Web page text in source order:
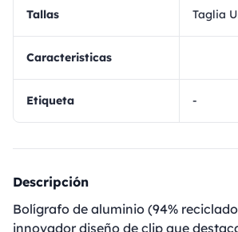
Tallas Taglia
Caracteristicas
Etiqueta -
Descripción
Bolígrafo de aluminio (94%
innovador diseño de clip que